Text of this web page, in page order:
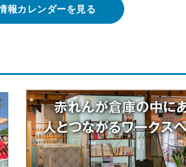
報カレンダーを見る